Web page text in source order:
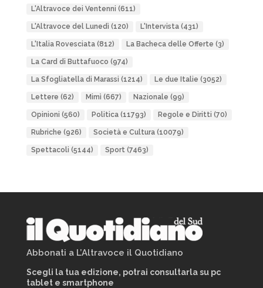
L'Altravoce dei Ventenni (611)
L'Altravoce del Lunedì (120) L'Intervista(431)
L'Italia Rovesciata(812) La Bacheca delle Offerte (3)
La Card di Buttafuoco (974)
La Sfogliatella di Marassi (1214) Le due Italie (3052)
Lettere (62) Mimì (667) Nazionale (99)
Opinioni (560) Politica(11793) Regole e Diritti (70)
Rubriche (926) Società e Cultura(10079)
Spettacoli (5144) Sport(7463)
Abbonati a L’Altravoce il Quotidiano
Scegli la tua edizione, potrai consultarla su pc
tablet e smartphone